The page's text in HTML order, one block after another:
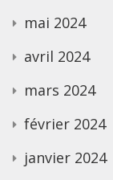
mai 2024
avril 2024
mars 2024
février 2024
janvier 2024